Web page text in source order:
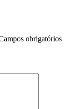
obrigatórios